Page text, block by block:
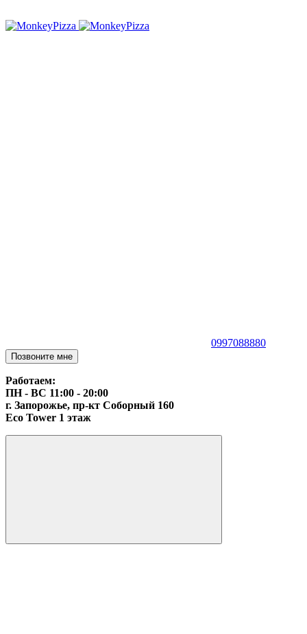
0997088880
Позвоните мне
Работаем:
ПН - ВС 11:00 - 20:00
г. Запорожье, пр-кт Соборный 160
Eco Tower 1 этаж